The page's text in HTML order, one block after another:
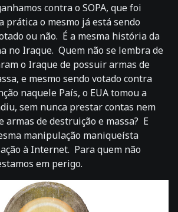
contra o SOPA, que foi
prática o mesmo já está sendo
ou não. É a mesma história da
no Iraque. Quem não se lembra de
o Iraque de possuir armas de
e mesmo sendo votado contra
naquele País, o EUA tomou a
sem nunca prestar contas nem
armas de destruição e massa? E
manipulação maniqueísta
à Internet. Para quem não
em perigo.